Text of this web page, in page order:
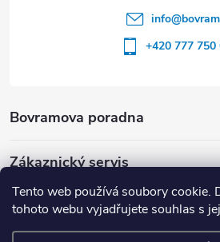
Tento web používá soubory cookie.
tohoto webu vyjadřujete souhlas s
Bovramova poradna
Zákaznický servis
info@
+420 777 750